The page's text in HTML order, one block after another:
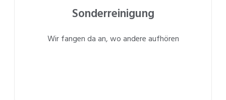
Sonderreinigung
Wir fangen da an, wo andere aufhören